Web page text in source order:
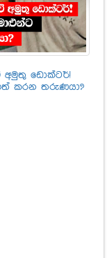
අමුතු ඩොක්ටර්!
කරන තරුණයා?